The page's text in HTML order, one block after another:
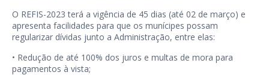
O REFIS-2023 terá a vigência de 45 dias (até 02 de março) e
apresenta facilidades para que os munícipes possam
regularizar dívidas junto a Administração, entre elas:
• Redução de até 100% dos juros e multas de mora para
pagamentos à vista;